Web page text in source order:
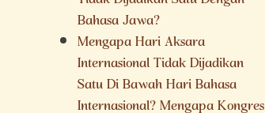
Bahasa Jawa?
Mengapa Hari Aksara
Internasional Tidak Dijadikan
Satu Di Bawah Hari Bahasa
Internasional? Mengapa Kongres